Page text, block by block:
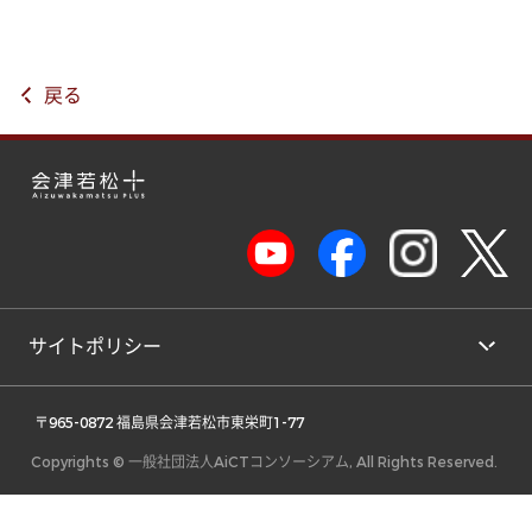
戻る
サイトポリシー
〒965-0872 福島県会津若松市東栄町1-77
Copyrights © 一般社団法人AiCTコンソーシアム, All Rights Reserved.